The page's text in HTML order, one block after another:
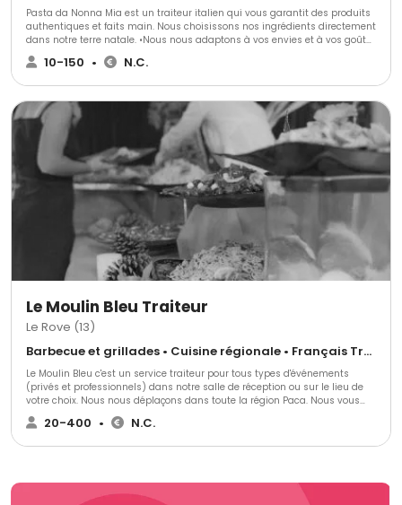
Pasta da Nonna Mia est un traiteur italien qui vous garantit des produits
authentiques et faits main. Nous choisissons nos ingrédients directement
dans notre terre natale. •Nous nous adaptons à vos envies et à vos goûts.
•Notre objectif : vous ravir avec des plats élaborés par notre chef. •Notre
offre est entièrement personnalisable. Nous offrons également un service
choix éclairé parmi notre vaste sélection de produits.
10-150 • N.C.
Le Moulin Bleu Traiteur
Le Rove (13)
Barbecue et grillades • Cuisine régionale • Français Traditionnel
Le Moulin Bleu c'est un service traiteur pour tous types d'événements
(privés et professionnels) dans notre salle de réception ou sur le lieu de
votre choix. Nous nous déplaçons dans toute la région Paca. Nous vous
proposons une prestation de qualité et entièrement personnalisée. Le
Moulin Bleu traiteur c'est une équipe de professionnels de l'événementiel
20-400 • N.C.